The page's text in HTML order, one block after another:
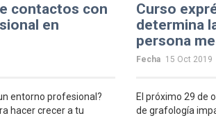
contactos con
en
entorno profesional?
hacer crecer a tu
Curso
determina
persona
Fecha 15 Oct 2019
El próximo 29 de
de grafología